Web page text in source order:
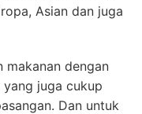
Asian dan juga
makanan dengan
juga cukup
Dan untuk